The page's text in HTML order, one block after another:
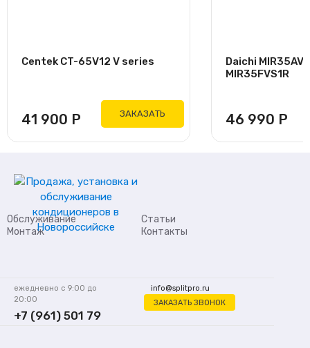
Centek CT-65V12 V series
41 900 Р ЗАКАЗАТЬ
Daichi
MIR35FVS1R
46 990 Р
Обслуживание
Монтаж
Статьи
Контакты
info@splitpro.ru
ЗАКАЗАТЬ ЗВОНОК
ежедневно с 9:00 до
20:00
+7 (961) 501 79